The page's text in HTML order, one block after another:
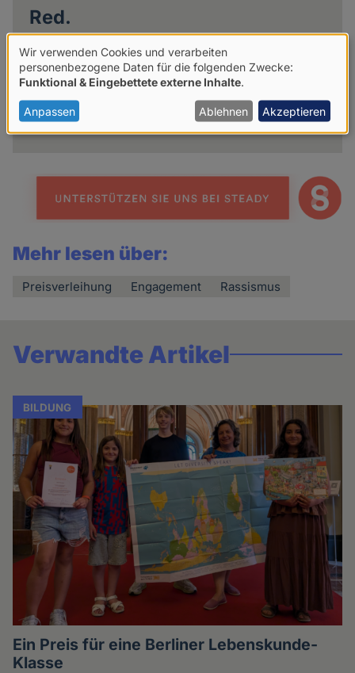
Red.
Mit "Red." sind Artikel gekennzeichnet, die
redaktionell bearbeitete Pressemitteilungen
beinhalten.
Weitere Artikel des Autoren
Mehr lesen über:
Preisverleihung Engagement Rassismus
Verwandte Artikel
BILDUNG
Ein Preis für eine Berliner Lebenskunde-
Klasse
Verwendung
von
personenbezogenen
Daten
Cookies
Wir verwenden Cookies und verarbeiten
personenbezogene Daten für die folgenden Zwecke:
Funktional & Eingebettete externe Inhalte.
Anpassen Ablehnen Akzeptieren